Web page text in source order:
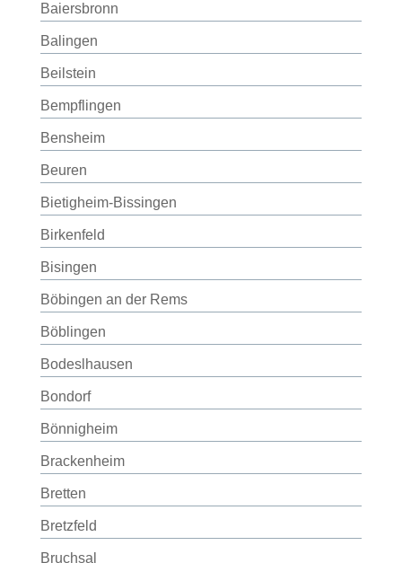
Baiersbronn
Balingen
Beilstein
Bempflingen
Bensheim
Beuren
Bietigheim-Bissingen
Birkenfeld
Bisingen
Böbingen an der Rems
Böblingen
Bodeslhausen
Bondorf
Bönnigheim
Brackenheim
Bretten
Bretzfeld
Bruchsal